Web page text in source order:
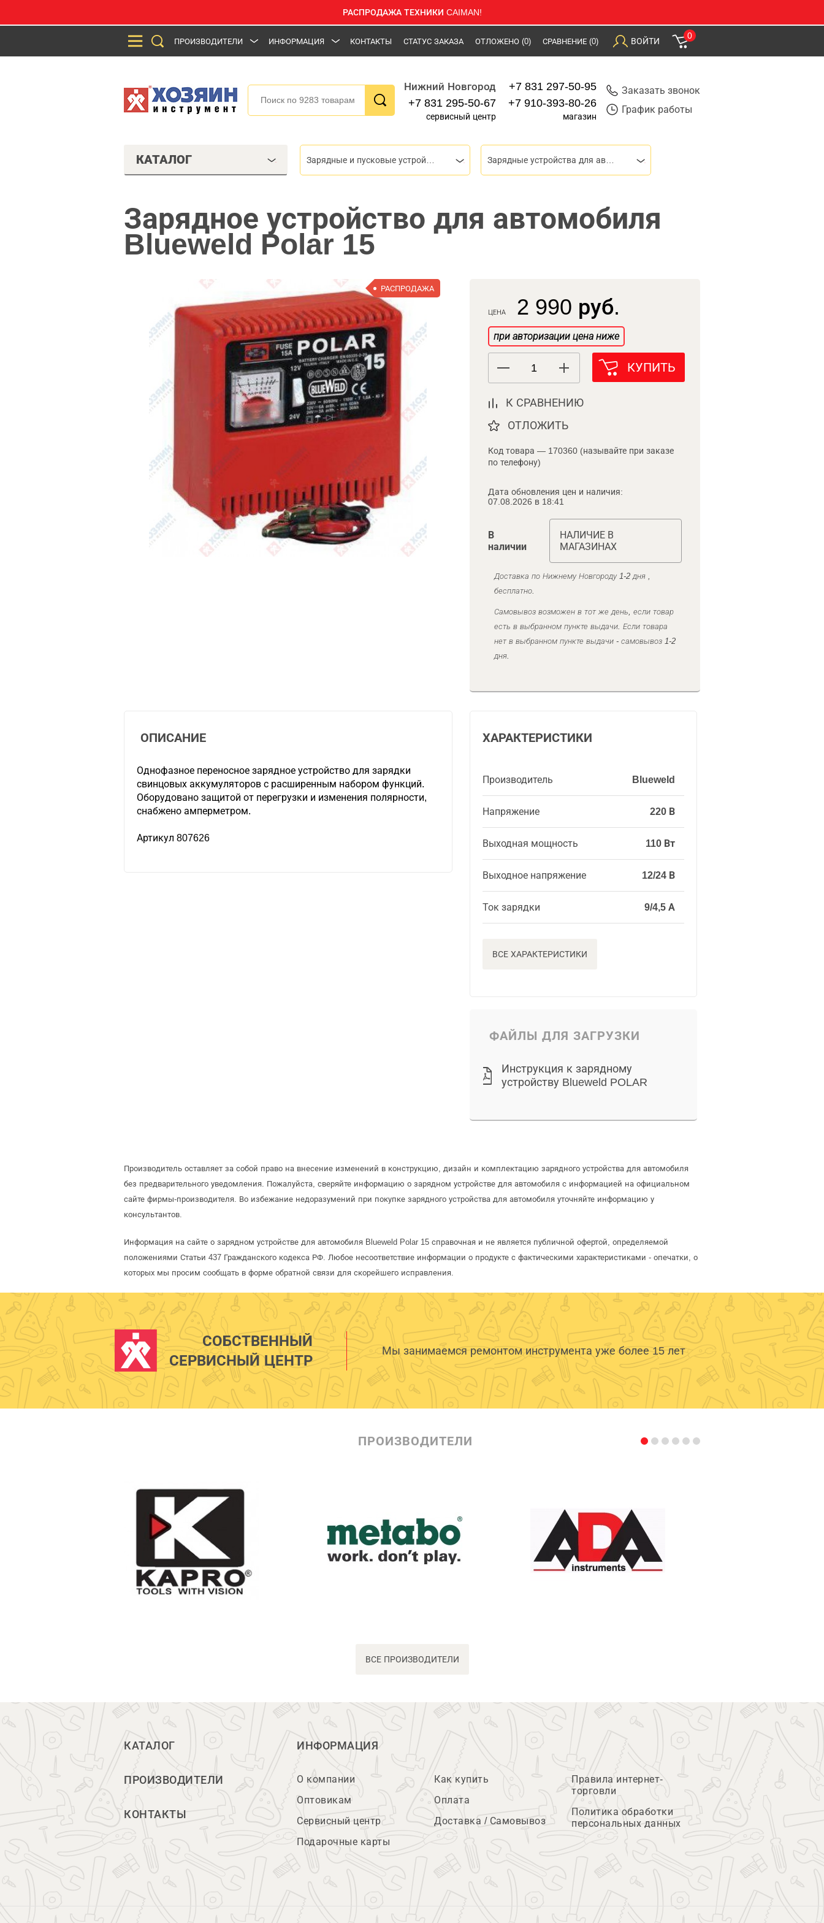
РАСПРОДАЖА ТЕХНИКИ CAIMAN!
ПРОИЗВОДИТЕЛИ ИНФОРМАЦИЯ КОНТАКТЫ СТАТУС ЗАКАЗА ОТЛОЖЕНО (0) СРАВНЕНИЕ (0) ВОЙТИ
0
Нижний Новгород
+7 831 295-50-67
сервисный центр
+7 831 297-50-95
+7 910-393-80-26
магазин
Заказать звонок
График работы
КАТАЛОГ Зарядные устройства для автомобилей
Зарядное устройство для автомобиля
Blueweld Polar 15
РАСПРОДАЖА
ЦЕНА 2 990 руб.
при авторизации цена ниже
КУПИТЬ
К СРАВНЕНИЮ
ОТЛОЖИТЬ
Код товара — 170360 (называйте при заказе
по телефону)
Дата обновления цен и наличия:
07.08.2026 в 18:41
В
наличии
НАЛИЧИЕ В
МАГАЗИНАХ
Доставка по Нижнему Новгороду 1-2 дня ,
бесплатно.
Самовывоз возможен в тот же день, если товар
есть в выбранном пункте выдачи. Если товара
нет в выбранном пункте выдачи - самовывоз 1-2
дня.
ХАРАКТЕРИСТИКИ
Производитель Blueweld
Напряжение 220 В
Выходная мощность 110 Вт
Выходное напряжение 12/24 В
Ток зарядки 9/4,5 А
ВСЕ ХАРАКТЕРИСТИКИ
ФАЙЛЫ ДЛЯ ЗАГРУЗКИ
Инструкция к зарядному
устройству Blueweld POLAR
ОПИСАНИЕ
Однофазное переносное зарядное устройство для зарядки
свинцовых аккумуляторов с расширенным набором функций.
Оборудовано защитой от перегрузки и изменения полярности,
снабжено амперметром.
Артикул 807626
Производитель оставляет за собой право на внесение изменений в конструкцию, дизайн и комплектацию зарядного устройства для автомобиля
без предварительного уведомления. Пожалуйста, сверяйте информацию о зарядном устройстве для автомобиля с информацией на официальном
сайте фирмы-производителя. Во избежание недоразумений при покупке зарядного устройства для автомобиля уточняйте информацию у
консультантов.
Информация на сайте о зарядном устройстве для автомобиля Blueweld Polar 15 справочная и не является публичной офертой, определяемой
положениями Статьи 437 Гражданского кодекса РФ. Любое несоответствие информации о продукте с фактическими характеристиками - опечатки, о
которых мы просим сообщать в форме обратной связи для скорейшего исправления.
СОБСТВЕННЫЙ
СЕРВИСНЫЙ ЦЕНТР
Мы занимаемся ремонтом инструмента уже более 15 лет
ПРОИЗВОДИТЕЛИ
ВСЕ ПРОИЗВОДИТЕЛИ
КАТАЛОГ
ПРОИЗВОДИТЕЛИ
КОНТАКТЫ
ИНФОРМАЦИЯ
О компании
Оптовикам
Сервисный центр
Подарочные карты
Как купить
Оплата
Доставка / Самовывоз
Правила интернет-
торговли
Политика обработки
персональных данных